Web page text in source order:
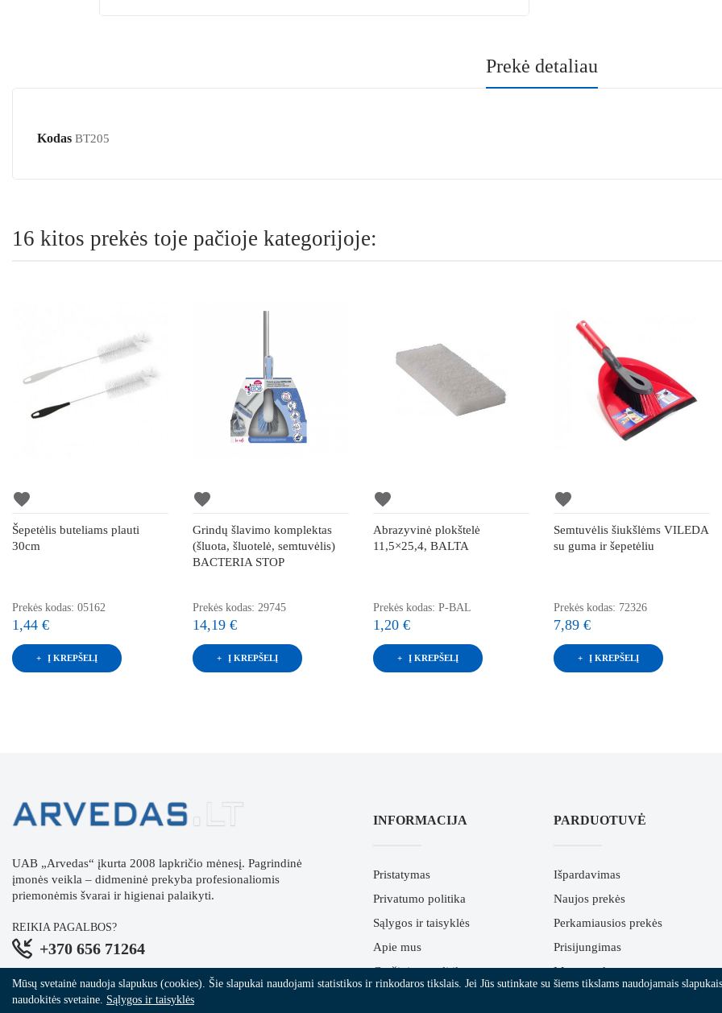
Prekė detaliau
Kodas BT205
16 kitos prekės toje pačioje kategorijoje:
favorite
Šepetėlis buteliams plauti
30cm
Prekės kodas: 05162
1,44 €
Į KREPŠELĮ
favorite
Grindų šlavimo komplektas
(šluota, šluotelė, semtuvėlis)
BACTERIA STOP
Prekės kodas: 29745
14,19 €
Į KREPŠELĮ
favorite
Abrazyvinė plokštelė
11,5×25,4, BALTA
Prekės kodas: P-BAL
1,20 €
Į KREPŠELĮ
favorite
Semtuvėlis šiukšlėms VILEDA
su guma ir šepetėliu
Prekės kodas: 72326
7,89 €
Į KREPŠELĮ
UAB „Arvedas“ įkurta 2008 lapkričio mėnesį. Pagrindinė
įmonės veikla – didmeninė prekyba profesionaliomis
priemonėmis švarai ir higienai palaikyti.
REIKIA PAGALBOS?
+370 656 71264
INFORMACIJA
Pristatymas
Privatumo politika
Sąlygos ir taisyklės
Apie mus
Grąžinimo politika
PARDUOTUVĖ
Išpardavimas
Naujos prekės
Perkamiausios prekės
Prisijungimas
Mano paskyra
Mūsų svetainė naudoja slapukus (cookies). Šie slapukai naudojami statistikos ir rinkodaros tikslais. Jei Jūs sutinkate su šiems tikslams naudojamais
naudokitės svetaine. Sąlygos ir taisyklės